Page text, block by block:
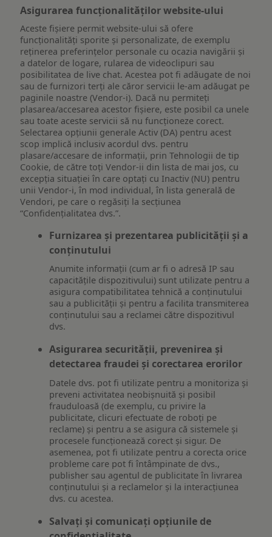
Asigurarea funcționalităților website-ului
Aceste fișiere permit website-ului să ofere
funcționalități sporite și personalizate, de exemplu
reţinerea preferinţelor personale cu ocazia navigării și
a datelor de logare, rularea de videoclipuri sau
posibilitatea de live chat. Acestea pot fi adăugate de noi
sau de furnizori terți ale căror servicii le-am adăugat pe
paginile noastre (Vendor-i). Dacă nu permiteți
plasarea/accesarea acestor fișiere, este posibil ca unele
sau toate aceste servicii să nu funcționeze corect.
Selectarea opțiunii generale Activ (DA) pentru acest
scop implică inclusiv acordul dvs. pentru
plasare/accesare de informații, prin Tehnologii de tip
Cookie, de către toți Vendor-ii din lista de mai jos, cu
excepția situației în care optați cu Inactiv (NU) pentru
unii Vendor-i, în mod individual, în lista generală de
Vendori, pe care o regăsiți la secțiunea
“Confidențialitatea dvs.”.
Furnizarea și prezentarea publicității și a
conținutului
Anumite informații (cum ar fi o adresă IP sau
capacitățile dispozitivului) sunt utilizate pentru a
asigura compatibilitatea tehnică a conținutului
sau a publicității și pentru a facilita transmiterea
conținutului sau a reclamei către dispozitivul
dvs.
Asigurarea securității, prevenirea și
detectarea fraudei și corectarea erorilor
Datele dvs. pot fi utilizate pentru a monitoriza și
preveni activitatea neobișnuită și posibil
frauduloasă (de exemplu, cu privire la
publicitate, clicuri efectuate de roboți pe
reclame) și pentru a se asigura că sistemele și
procesele funcționează corect și sigur. De
asemenea, pot fi utilizate pentru a corecta orice
probleme care pot fi întâmpinate de dvs.,
publisher sau agentul de publicitate în livrarea
conținutului și a reclamelor și la interacțiunea
dvs. cu acestea.
Salvați și comunicați opțiunile de